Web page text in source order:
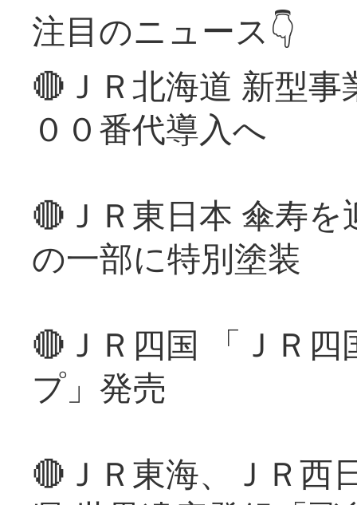
注目のニュース👇
🔴ＪＲ北海道 新型
００番代導入へ
🔴ＪＲ東日本 傘寿
の一部に特別塗装
🔴ＪＲ四国 「ＪＲ
プ」発売
🔴ＪＲ東海、ＪＲ西